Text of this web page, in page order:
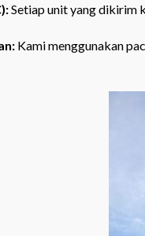
Setiap unit yang dikirim
Kami menggunakan